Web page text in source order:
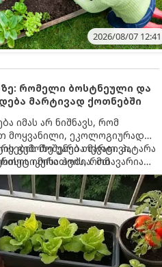
2026/08/07 12:41
რომელი ბოსტნეული და
მარტივად ქოთნებში
იმას არ ნიშნავს, რომ
მოყვანილი, ეკოლოგიურად
გემოზე უარი თქვათ. პატარა
იმისათვის, რომ
საიდანაც
არომატულ მწვანილსა
მოშენება მარტივი,
ჰობია. მთავარია
კულტურები ეგუებიან
ყველაზე კარგად და როგორ